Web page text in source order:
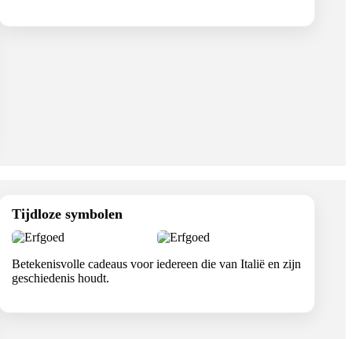
Tijdloze symbolen
Betekenisvolle cadeaus voor iedereen die van Italië en zijn
geschiedenis houdt.